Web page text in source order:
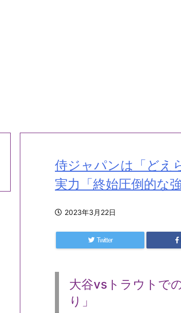
侍ジャパンは「どえ
実力「終始圧倒的な強
2023年3月22日
Twitter
大谷vsトラウトで
り」